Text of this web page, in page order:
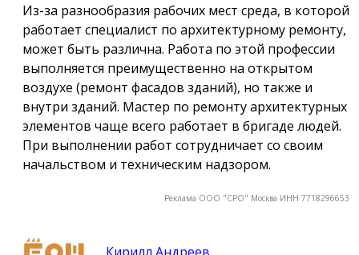
Из-за разнообразия рабочих мест среда, в которой
работает специалист по архитектурному ремонту,
может быть различна. Работа по этой профессии
выполняется преимущественно на открытом
воздухе (ремонт фасадов зданий), но также и
внутри зданий. Мастер по ремонту архитектурных
элементов чаще всего работает в бригаде людей.
При выполнении работ сотрудничает со своим
начальством и техническим надзором.
Реклама ООО "СРО" Москва ИНН 7718296653
Кирилл Андреев